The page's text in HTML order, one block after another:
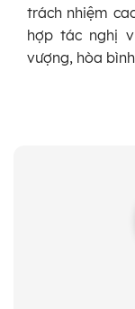
trách nhiệm
hợp tác nghị
vượng, hòa